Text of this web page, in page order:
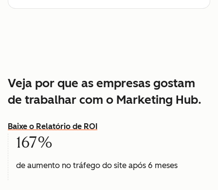
Veja por que as empresas gostam
de trabalhar com o Marketing Hub.
Baixe o Relatório de ROI
167%
de aumento no tráfego do site após 6 meses